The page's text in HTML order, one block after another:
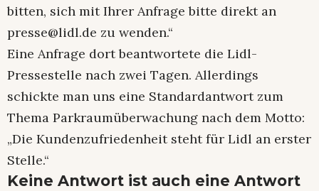
bitten, sich mit Ihrer Anfrage bitte direkt an
presse@lidl.de zu wenden.“
Eine Anfrage dort beantwortete die Lidl-
Pressestelle nach zwei Tagen. Allerdings
schickte man uns eine Standardantwort zum
Thema Parkraumüberwachung nach dem Motto:
„Die Kundenzufriedenheit steht für Lidl an erster
Stelle.“
Keine Antwort ist auch eine Antwort